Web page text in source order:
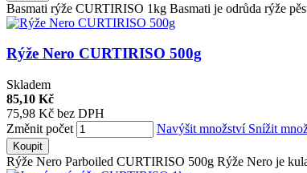
Basmati rýže CURTIRISO 1kg Basmati je odrůda rýže
Rýže Nero CURTIRISO 500g
Skladem
85,10 Kč
75,98 Kč bez DPH
Změnit počet
Navýšit množství Snížit
Koupit
Rýže Nero Parboiled CURTIRISO 500g Rýže Nero je